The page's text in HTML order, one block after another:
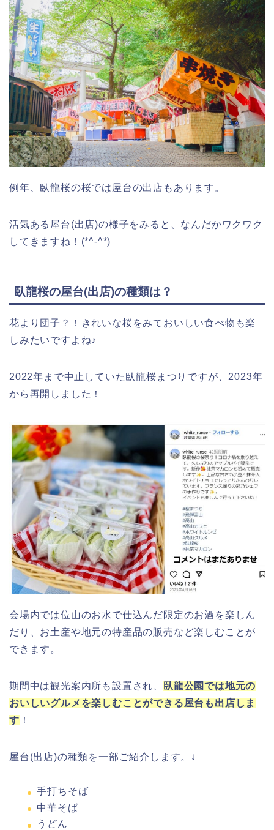
例年、臥龍桜の桜では屋台の出店もあります。
活気ある屋台(出店)の様子をみると、なんだかワクワク
してきますね！(*^-^*)
臥龍桜の屋台(出店)の種類は？
花より団子？！きれいな桜をみておいしい食べ物も楽
しみたいですよね♪
2022年まで中止していた臥龍桜まつりですが、2023年
から再開しました！
会場内では位山のお水で仕込んだ限定のお酒を楽しん
だり、お土産や地元の特産品の販売など楽しむことが
できます。
期間中は観光案内所も設置され、
臥龍公園では地元の
おいしいグルメを楽しむことができる屋台も出店しま
す ！
屋台(出店)の種類を一部ご紹介します。↓
手打ちそば
中華そば
うどん